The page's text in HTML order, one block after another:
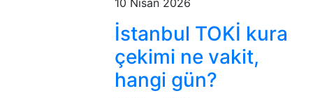
10 Nisan 2026
İstanbul TOKİ kura
çekimi ne vakit,
hangi gün?